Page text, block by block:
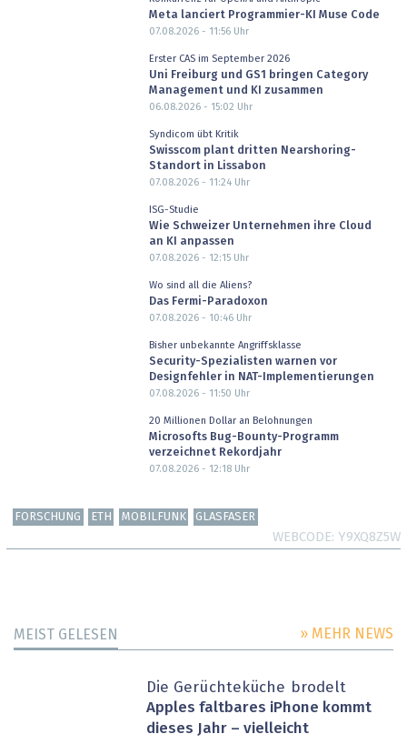
Meta lanciert Programmier-KI Muse Code
07.08.2026 - 11:56Uhr
Erster CAS im September 2026
Uni Freiburg und GS1 bringen Category
Management und KI zusammen
06.08.2026 - 15:02 Uhr
Syndicom übt Kritik
Swisscom plant dritten Nearshoring-
Standort in Lissabon
07.08.2026 - 11:24Uhr
ISG-Studie
Wie Schweizer Unternehmen ihre Cloud
an KI anpassen
07.08.2026 - 12:15Uhr
Wo sind all die Aliens?
Das Fermi-Paradoxon
07.08.2026 - 10:46Uhr
Bisher unbekannte Angriffsklasse
Security-Spezialisten warnen vor
Designfehler in NAT-Implementierungen
07.08.2026 - 11:50 Uhr
20 Millionen Dollar an Belohnungen
Microsofts Bug-Bounty-Programm
verzeichnet Rekordjahr
07.08.2026 - 12:18Uhr
FORSCHUNG ETH MOBILFUNK GLASFASER
WEBCODE Y9XQ8Z5W
MEIST GELESEN » MEHR NEWS
Die Gerüchteküche brodelt
Apples faltbares iPhone kommt
dieses Jahr – vielleicht